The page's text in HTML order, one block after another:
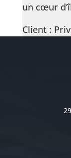
un cœur
Client :